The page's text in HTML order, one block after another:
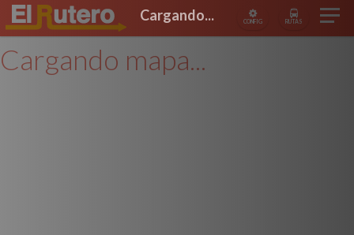
CONFIG RUTAS
Cargando...
Cargando mapa...